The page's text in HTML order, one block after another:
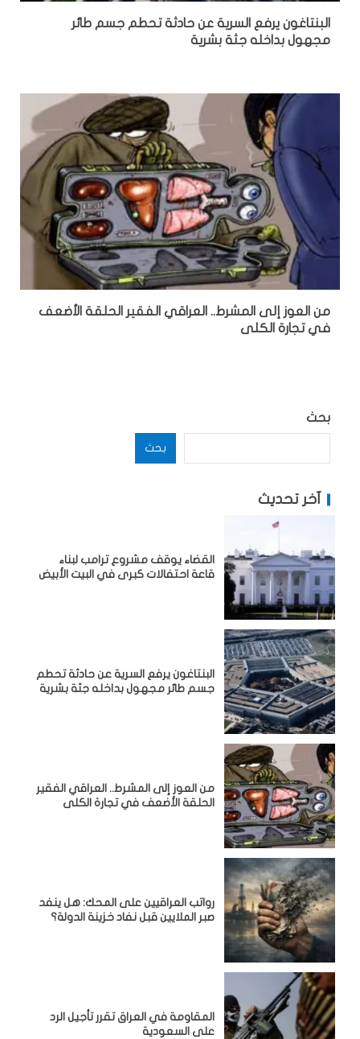
البنتاغون يرفع السرية عن حادثة تحطم جسم طائر
مجهول بداخله جثة بشرية
من العوز إلى المشرط.. العراقي الفقير الحلقة الأضعف
في تجارة الكلى
بحث
بحث
آخر تحديث
القضاء يوقف مشروع ترامب لبناء
قاعة احتفالات كبرى في البيت الأبيض
البنتاغون يرفع السرية عن حادثة تحطم
جسم طائر مجهول بداخله جثة بشرية
من العوز إلى المشرط.. العراقي الفقير
الحلقة الأضعف في تجارة الكلى
رواتب العراقيين على المحك: هل ينفد
صبر الملايين قبل نفاد خزينة الدولة؟
المقاومة في العراق تقرر تأجيل الرد
على السعودية